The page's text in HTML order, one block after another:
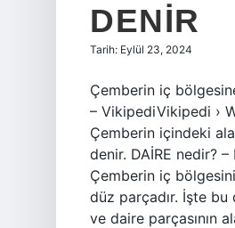
DENIR
Tarih: Eylül 23, 2024
Çemberin iç
– VikipediVikipedi ›
Çemberin içindeki
denir. DAİRE nedir?
Çemberin iç
düz parçadır. İşte bu
ve daire parçasının